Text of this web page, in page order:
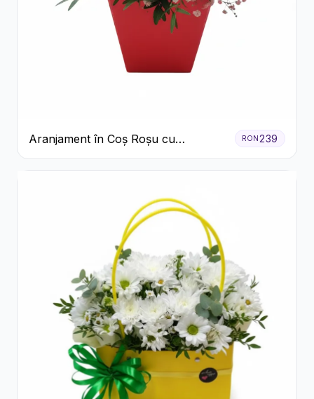
Aranjament în Coș Roșu cu
Trandafiri și Crizanteme Albe
RON239